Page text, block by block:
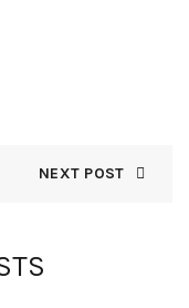
NEXT POST